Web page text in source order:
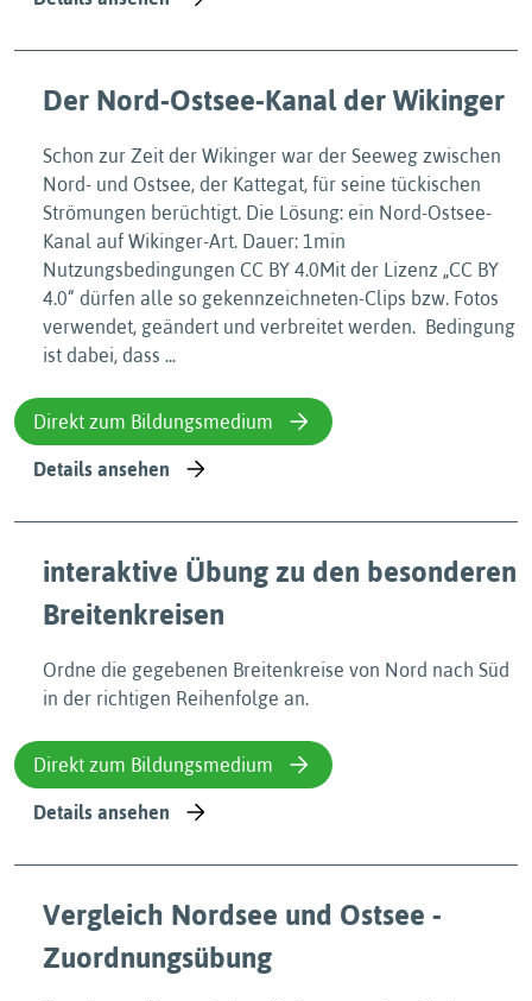
Der Nord-Ostsee-Kanal der Wikinger
Schon zur Zeit der Wikinger war der Seeweg zwischen
Nord- und Ostsee, der Kattegat, für seine tückischen
Strömungen berüchtigt. Die Lösung: ein Nord-Ostsee-
Kanal auf Wikinger-Art. Dauer: 1min
Nutzungsbedingungen CC BY 4.0Mit der Lizenz „CC BY
4.0“ dürfen alle so gekennzeichneten-Clips bzw. Fotos
verwendet, geändert und verbreitet werden. Bedingung
ist dabei, dass ...
Direkt zum Bildungsmedium
Details ansehen
interaktive Übung zu den besonderen
Breitenkreisen
Ordne die gegebenen Breitenkreise von Nord nach Süd
in der richtigen Reihenfolge an.
Direkt zum Bildungsmedium
Details ansehen
Vergleich Nordsee und Ostsee -
Zuordnungsübung